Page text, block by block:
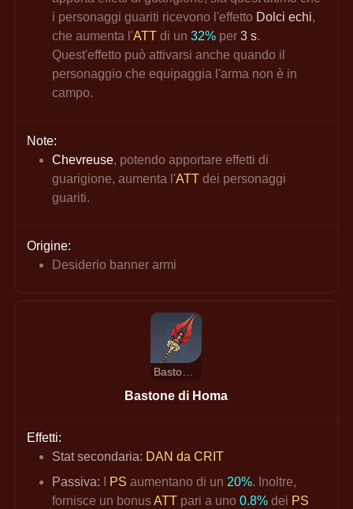
i personaggi guariti ricevono l'effetto Dolci echi,
che aumenta l'ATT di un 32% per 3 s.
Quest'effetto può attivarsi anche quando il
personaggio che equipaggia l'arma non è in
campo.
Note:
Chevreuse, potendo apportare effetti di
guarigione, aumenta l'ATT dei personaggi
guariti.
Origine:
Desiderio banner armi
Bastone di Homa
Bastone di Homa
Effetti:
Stat secondaria: DAN da CRIT
Passiva:
PS aumentano di un 20%. Inoltre,
fornisce un bonus ATT pari a uno 0.8% dei PS